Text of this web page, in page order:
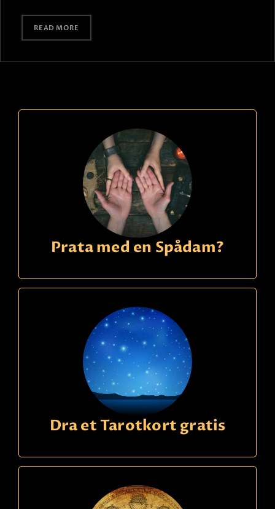
READ MORE
Prata med en Spådam?
Dra et Tarotkort gratis